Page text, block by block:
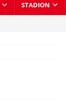
STADION